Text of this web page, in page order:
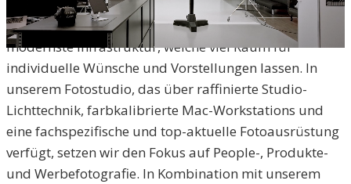
Im Herzen von Zofingen treffen auf 120
Quadratmetern Professionalität und Qualität auf
modernste Infrastruktur, welche viel Raum für
individuelle Wünsche und Vorstellungen lassen. In
unserem Fotostudio, das über raffinierte Studio-
Lichttechnik, farbkalibrierte Mac-Workstations und
eine fachspezifische und top-aktuelle Fotoausrüstung
verfügt, setzen wir den Fokus auf People-, Produkte-
und Werbefotografie. In Kombination mit unserem